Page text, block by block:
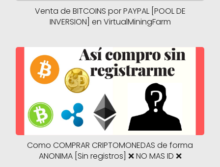
Venta de BITCOINS por PAYPAL [POOL DE
INVERSION] en VirtualMiningFarm
Como COMPRAR CRIPTOMONEDAS de forma
ANONIMA [Sin registros] ❌ NO MAS ID ❌